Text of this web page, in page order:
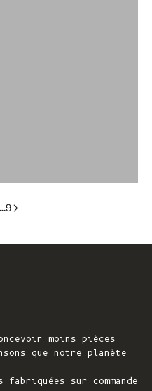
…9
moins pièces
que notre planète
sur commande